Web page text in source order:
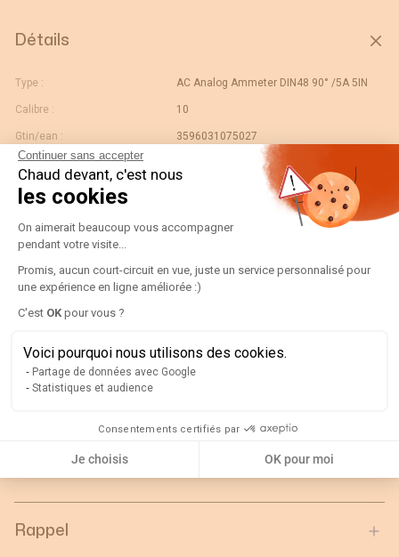
Continuer sans accepter
Chaud devant, c'est nous
les cookies
Plateforme de Gestion du
On aimerait beaucoup vous accompagner
pendant votre visite...
Promis, aucun court-circuit en vue, juste un service personnalisé pour
une expérience en ligne améliorée :)
C'est OK pour vous ?
Voici pourquoi nous utilisons des cookies.
Partage de données avec Google
Statistiques et audience
Consentements certifiés par
Je choisis OK pour moi
Détails
Type : AC Analog Ammeter DIN48 90° /5A 5IN
Calibre : 10
Gtin/ean : 3596031075027
Déviation :
Code douane :
192B2201-AMP D48A90-A 10/5A-5IN
Pays d'origine :
Unité de contenu : PC
Valeur échelle normale :
Largeur de l'unité
Longueur de l'unité
d'emballage :
0.06
Profondeur de l'unité
d'emballage :
Rappel